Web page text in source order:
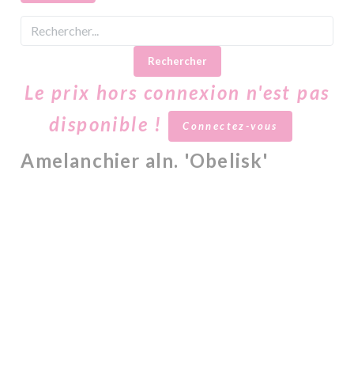
Rechercher
Le prix hors connexion n'est pas
disponible !
Connectez-vous
Amelanchier aln. 'Obelisk'